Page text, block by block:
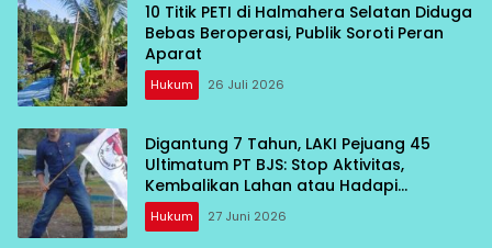
10 Titik PETI di Halmahera Selatan Diduga
Bebas Beroperasi, Publik Soroti Peran
Aparat
Hukum 26 Juli 2026
Digantung 7 Tahun, LAKI Pejuang 45
Ultimatum PT BJS: Stop Aktivitas,
Kembalikan Lahan atau Hadapi
Konsekuensi
Hukum 27 Juni 2026